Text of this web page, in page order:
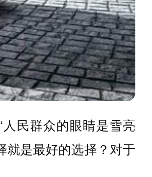
民群众的眼睛是雪亮
就是最好的选择？对于